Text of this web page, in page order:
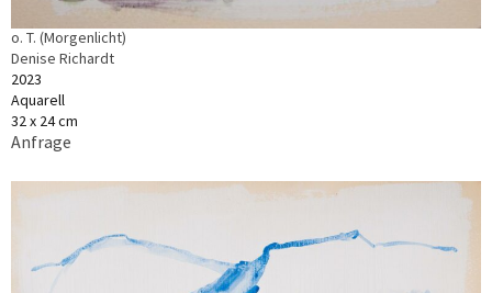
o. T. (Morgenlicht)
Denise Richardt
2023
Aquarell
32 x 24 cm
Anfrage